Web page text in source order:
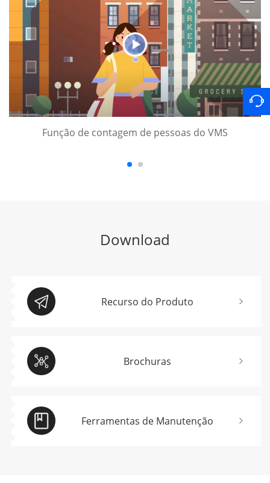
Função de contagem de pessoas do VMS
Download
Recurso do Produto
Brochuras
Ferramentas de Manutenção